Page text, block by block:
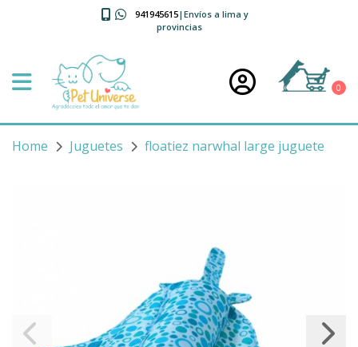
941945615|Envíos a lima y
provincias
0
Home Juguetes floatiez narwhal large juguete